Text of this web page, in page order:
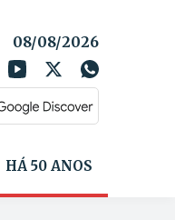
08/08/2026
HÁ 50 ANOS